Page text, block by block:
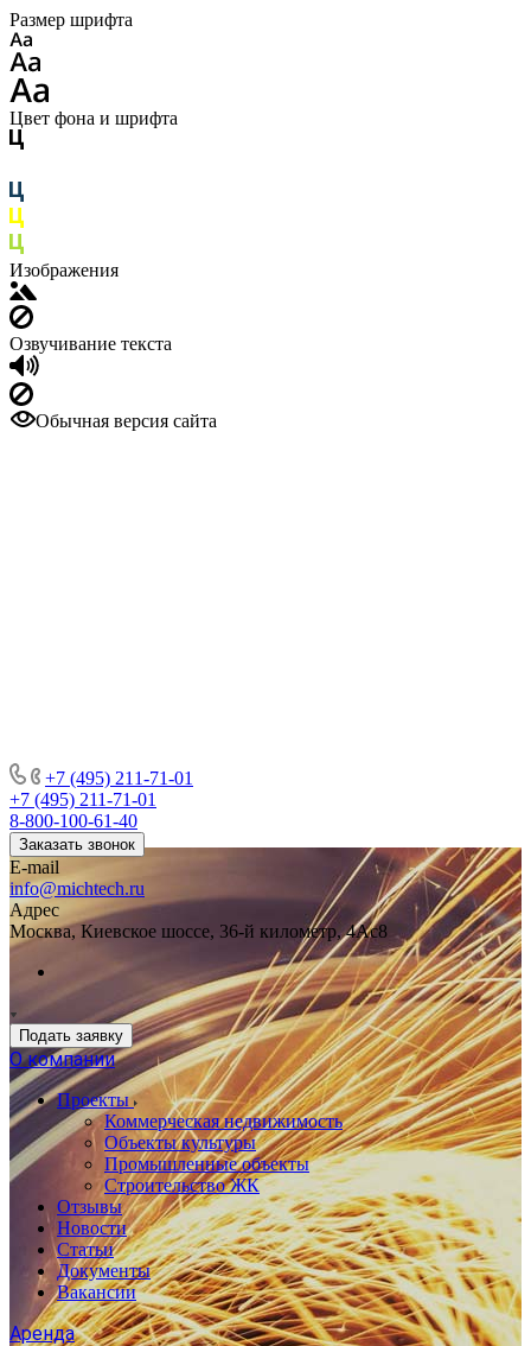
Размер шрифта
Цвет фона и шрифта
Изображения
Озвучивание текста
Обычная версия сайта
+7 (495) 211-71-01
+7 (495) 211-71-01
8-800-100-61-40
Заказать звонок
E-mail
info@michtech.ru
Адрес
Москва, Киевское шоссе, 36-й километр, 4Ас8
Подать заявку
О компании
Проекты
Коммерческая недвижимость
Объекты культуры
Промышленные объекты
Строительство ЖК
Отзывы
Новости
Статьи
Документы
Вакансии
Аренда